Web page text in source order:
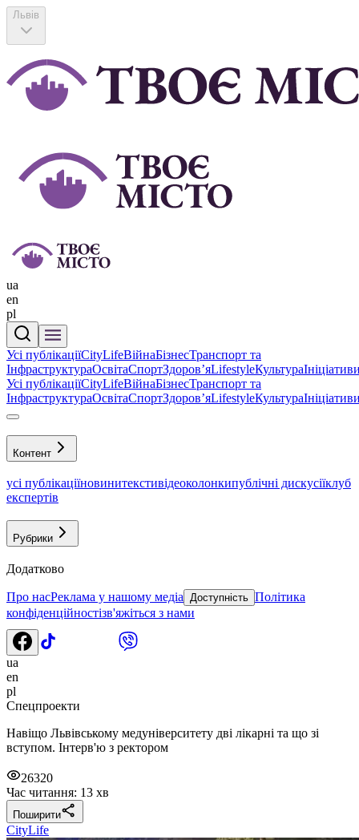
Львів
ua
en
pl
Усі публікаціїCityLifeВійнаБізнесТранспорт та
ІнфраструктураОсвітаСпортЗдоровʼяLifestyleКультура
Усі публікаціїCityLifeВійнаБізнесТранспорт та
ІнфраструктураОсвітаСпортЗдоровʼяLifestyleКультура
Контент
усі публікаціїновинитекстивідеоколонкипублічні дискусіїклуб
експертів
Рубрики
Додатково
Про насРеклама у нашому медіа Доступність Політика
конфіденційностізв'яжіться з нами
ua
en
pl
Спецпроекти
Навіщо Львівському медуніверситету дві лікарні та що зі
вступом. Інтерв'ю з ректором
26320
Час читання: 13 хв
Поширити
CityLife